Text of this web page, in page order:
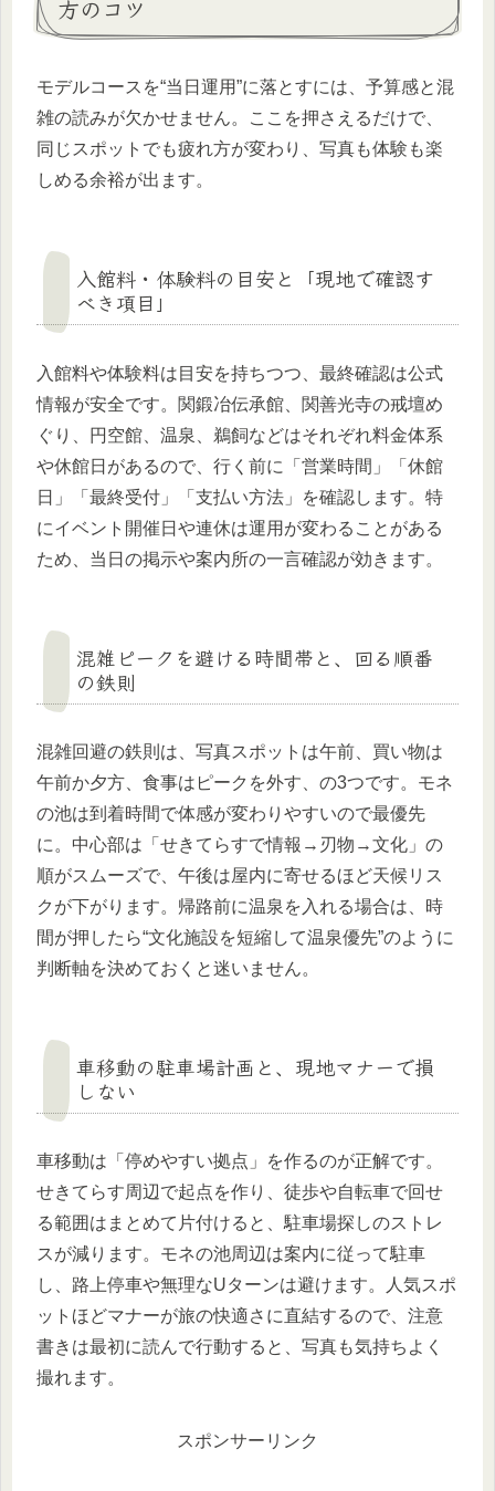
方のコツ
モデルコースを“当日運用”に落とすには、予算感と混
雑の読みが欠かせません。ここを押さえるだけで、
同じスポットでも疲れ方が変わり、写真も体験も楽
しめる余裕が出ます。
入館料・体験料の目安と「現地で確認す
べき項目」
入館料や体験料は目安を持ちつつ、最終確認は公式
情報が安全です。関鍛冶伝承館、関善光寺の戒壇め
ぐり、円空館、温泉、鵜飼などはそれぞれ料金体系
や休館日があるので、行く前に「営業時間」「休館
日」「最終受付」「支払い方法」を確認します。特
にイベント開催日や連休は運用が変わることがある
ため、当日の掲示や案内所の一言確認が効きます。
混雑ピークを避ける時間帯と、回る順番
の鉄則
混雑回避の鉄則は、写真スポットは午前、買い物は
午前か夕方、食事はピークを外す、の3つです。モネ
の池は到着時間で体感が変わりやすいので最優先
に。中心部は「せきてらすで情報→刃物→文化」の
順がスムーズで、午後は屋内に寄せるほど天候リス
クが下がります。帰路前に温泉を入れる場合は、時
間が押したら“文化施設を短縮して温泉優先”のように
判断軸を決めておくと迷いません。
車移動の駐車場計画と、現地マナーで損
しない
車移動は「停めやすい拠点」を作るのが正解です。
せきてらす周辺で起点を作り、徒歩や自転車で回せ
る範囲はまとめて片付けると、駐車場探しのストレ
スが減ります。モネの池周辺は案内に従って駐車
し、路上停車や無理なUターンは避けます。人気スポ
ットほどマナーが旅の快適さに直結するので、注意
書きは最初に読んで行動すると、写真も気持ちよく
撮れます。
スポンサーリンク